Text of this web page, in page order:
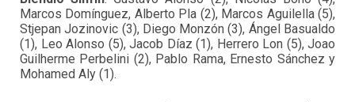
Marcos Domínguez, Alberto Pla (2), Marcos Aguilella (5),
Stjepan Jozinovic (3), Diego Monzón (3), Ángel Basualdo
(1), Leo Alonso (5), Jacob Díaz (1), Herrero Lon (5), Joao
Guilherme Perbelini (2), Pablo Rama, Ernesto Sánchez y
Mohamed Aly (1).